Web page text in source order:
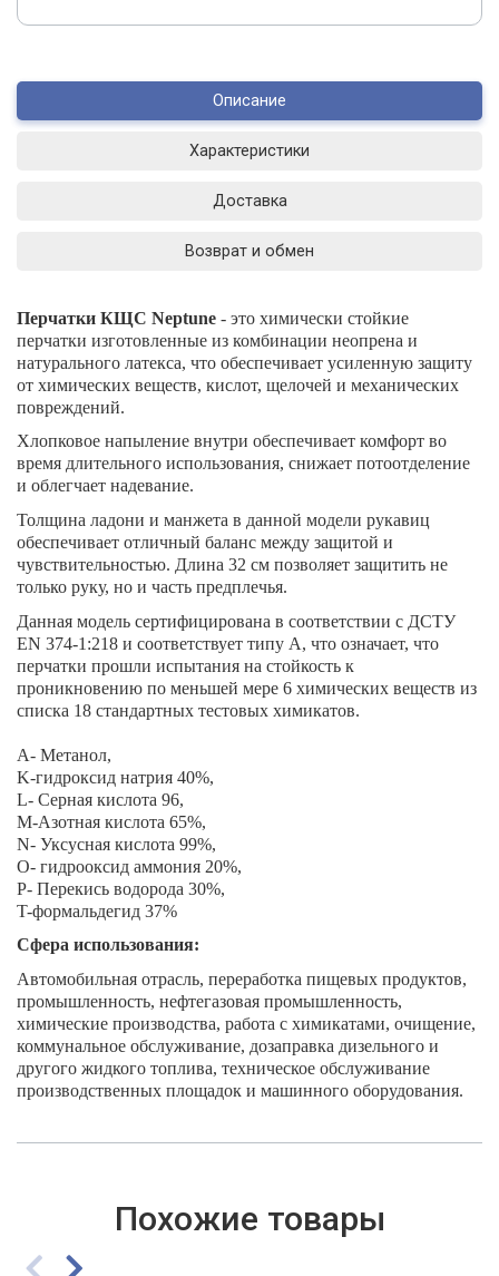
Описание
Характеристики
Доставка
Возврат и обмен
Перчатки КЩС Neptune - это химически стойкие
перчатки изготовленные из комбинации неопрена и
натурального латекса, что обеспечивает усиленную защиту
от химических веществ, кислот, щелочей и механических
повреждений.
Хлопковое напыление внутри обеспечивает комфорт во
время длительного использования, снижает потоотделение
и облегчает надевание.
Толщина ладони и манжета в данной модели рукавиц
обеспечивает отличный баланс между защитой и
чувствительностью. Длина 32 см позволяет защитить не
только руку, но и часть предплечья.
Данная модель сертифицирована в соответствии с ДСТУ
EN 374-1:218 и соответствует типу А, что означает, что
перчатки прошли испытания на стойкость к
проникновению по меньшей мере 6 химических веществ из
списка 18 стандартных тестовых химикатов.
A- Метанол,
K-гидроксид натрия 40%,
L- Серная кислота 96,
M-Азотная кислота 65%,
N- Уксусная кислота 99%,
O- гидрооксид аммония 20%,
P- Перекись водорода 30%,
T-формальдегид 37%
Сфера использования:
Автомобильная отрасль, переработка пищевых продуктов,
промышленность, нефтегазовая промышленность,
химические производства, работа с химикатами, очищение,
коммунальное обслуживание, дозаправка дизельного и
другого жидкого топлива, техническое обслуживание
производственных площадок и машинного оборудования.
Похожие товары